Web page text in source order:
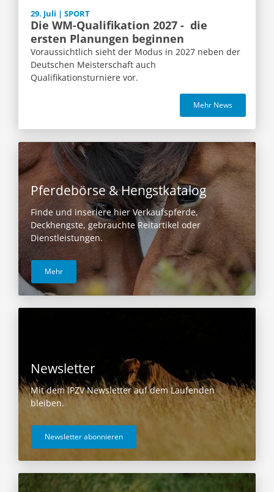
29. Juli | SPORT
Die WM-Qualifikation 2027 - die
ersten Planungen beginnen
Voraussichtlich sieht der Modus in 2027 neben der
Deutschen Meisterschaft auch
Qualifikationsturniere vor.
Mehr News
Pferdebörse & Hengstkatalog
Finde und inseriere hier Verkaufspferde,
Deckhengste, gebrauchte Reitartikel oder
Dienstleistungen.
Mehr
Newsletter
Mit dem IPZV Newsletter auf dem Laufenden
bleiben.
Newsletter abonnieren